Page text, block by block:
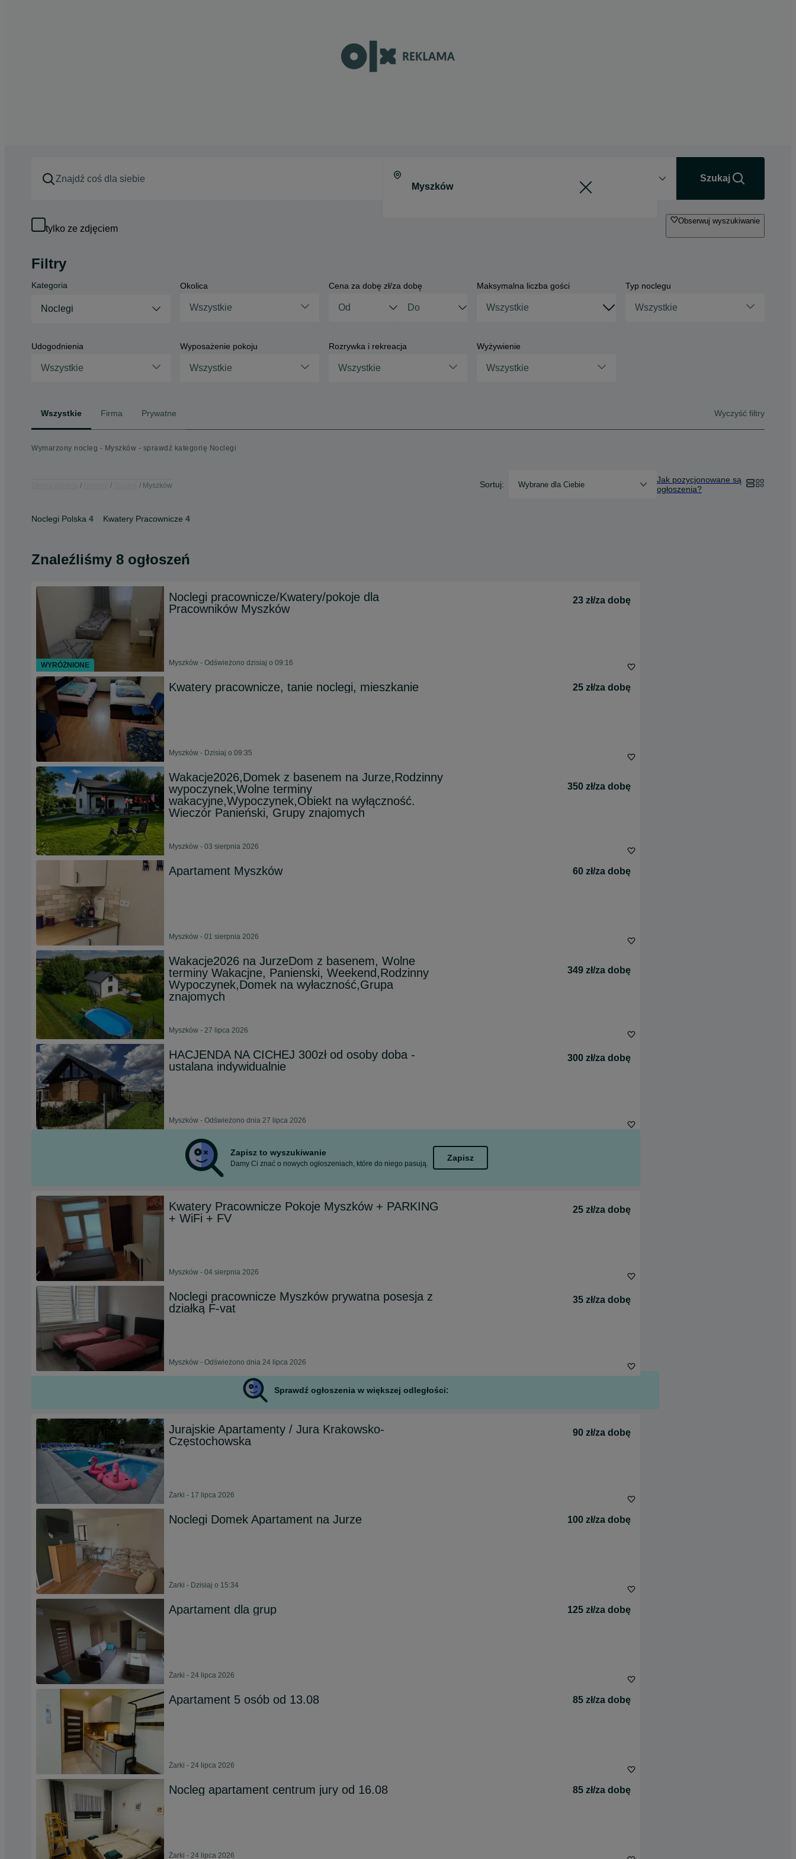
Szukaj
tylko ze zdjęciem
Obserwuj wyszukiwanie
Filtry
Kategoria
Noclegi
Okolica
Wszystkie
Cena za dobę zł/za dobę Maksymalna liczba gości Typ noclegu
Wszystkie
Udogodnienia
Wszystkie
Wyposażenie pokoju
Wszystkie
Rozrywka i rekreacja
Wszystkie
Wyżywienie
Wszystkie
Wszystkie Firma Prywatne Wyczyść filtry
Wymarzony nocleg - Myszków - sprawdź kategorię Noclegi
Myszków Sortuj: Wybrane dla Ciebie
Jak pozycjonowane są
ogłoszenia?
Noclegi Polska 4 Kwatery Pracownicze 4
Znaleźliśmy 8 ogłoszeń
Noclegi pracownicze/Kwatery/pokoje dla
Pracowników Myszków
23 zł/za dobę
Myszków - Odświeżono dzisiaj o 09:16
Kwatery pracownicze, tanie noclegi, mieszkanie 25 zł/za dobę
Myszków - Dzisiaj o 09:35
Wakacje2026,Domek z basenem na Jurze,Rodzinny
wypoczynek,Wolne terminy
wakacyjne,Wypoczynek,Obiekt na wyłączność.
Wieczór Panieński, Grupy znajomych
350 zł/za dobę
Myszków - 03 sierpnia 2026
Apartament Myszków 60 zł/za dobę
Myszków - 01 sierpnia 2026
Wakacje2026 na JurzeDom z basenem, Wolne
terminy Wakacjne, Panienski, Weekend,Rodzinny
Wypoczynek,Domek na wyłaczność,Grupa
znajomych
349 zł/za dobę
Myszków - 27 lipca 2026
HACJENDA NA CICHEJ 300zł od osoby doba -
ustalana indywidualnie
300 zł/za dobę
Myszków - Odświeżono dnia 27 lipca 2026
Zapisz to wyszukiwanie
Damy Ci znać o nowych ogłoszeniach, które do niego pasują.
Zapisz
Kwatery Pracownicze Pokoje Myszków + PARKING
+ WiFi + FV
25 zł/za dobę
Myszków - 04 sierpnia 2026
Noclegi pracownicze Myszków prywatna posesja z
działką F-vat
35 zł/za dobę
Myszków - Odświeżono dnia 24 lipca 2026
WYRÓŻNIONE
Sprawdź ogłoszenia w większej odległości:
Jurajskie Apartamenty / Jura Krakowsko-
Częstochowska
90 zł/za dobę
Żarki - 17 lipca 2026
Noclegi Domek Apartament na Jurze 100 zł/za dobę
Żarki - Dzisiaj o 15:34
Apartament dla grup 125 zł/za dobę
Żarki - 24 lipca 2026
Apartament 5 osób od 13.08 85 zł/za dobę
Żarki - 24 lipca 2026
Nocleg apartament centrum jury od 16.08 85 zł/za dobę
Żarki - 24 lipca 2026